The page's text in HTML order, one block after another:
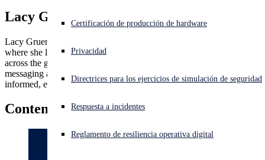
¿Está sufriendo un ciberataque? Obtenga ayuda ahora mismo
Open search
Español Open language switcher
Certificación de producción de hardware
Privacidad
Directrices para los ejercicios de simulación de seguridad
Respuesta a incidentes
Reglamento de resiliencia operativa digital
Lacy Gruen
Lacy Gruen is the head of global partner marketing at Sophos,
where she leads engagement strategies that strengthen relationships
across the global partner ecosystem. With a passion for clear
messaging and meaningful connection, Lacy ensures partners are
informed, empowered, and at the heart of everything Sophos does.
Contenido por Lacy Gruen